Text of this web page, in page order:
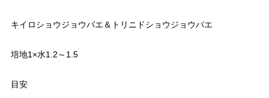
キイロショウジョウバエ＆トリニドショウジョウバエ
培地1×水1.2～1.5
目安